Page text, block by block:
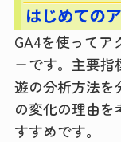
GA4を使ってア
ーです。主要
遊の分析方法を
の変化の理由
すすめです。